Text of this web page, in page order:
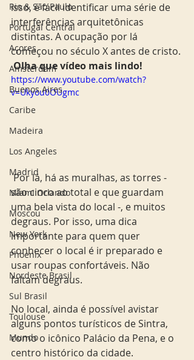
Rio & São Paulo
Portugal Central
Açores
Amsterdam
Buenos Aires
Caribe
Madeira
Los Angeles
Madrid
Miami Orlando
Moscou
New York
Phoenix
Nordeste Brasil
Sul Brasil
Toulouse
Mundo
isso, é fácil identificar uma série de
interferências arquitetônicas
distintas. A ocupação por lá
começou no século X antes de cristo.
Olha que vídeo mais lindo!
https://www.youtube.com/watch?
v=Ukyou0OUgmc
Por lá, há as muralhas, as torres -
são cinco ao total e que guardam
uma bela vista do local -, e muitos
degraus. Por isso, uma dica
importante para quem quer
conhecer o local é ir preparado e
usar roupas confortáveis. Não
faltam degraus.
No local, ainda é possível avistar
alguns pontos turísticos de Sintra,
como o icônico Palácio da Pena, e o
centro histórico da cidade.